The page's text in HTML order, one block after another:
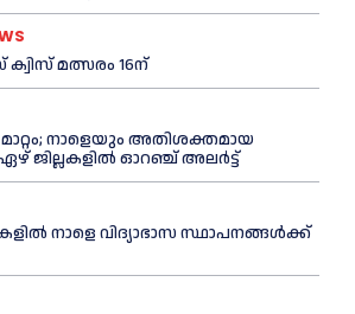
മത്സരം 16ന്
മാറ്റം; നാളെയും അതിശക്തമായ
ജില്ലകളിൽ ഓറഞ്ച് അലർട്ട്
നാളെ വിദ്യാഭാസ സ്ഥാപനങ്ങള്‍ക്ക്